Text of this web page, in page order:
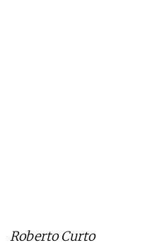
Roberto Curto